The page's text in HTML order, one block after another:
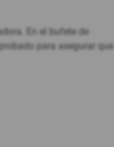
En el bufete de
para asegurar que